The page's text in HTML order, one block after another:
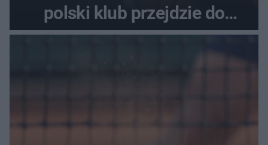
polski klub przejdzie do
historii